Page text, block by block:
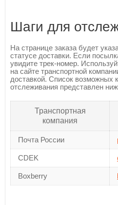
Шаги для
На странице заказа будет
статусе доставки. Если
увидите трек-номер.
на сайте транспортной
доставкой. Список возможных
отслеживания представлен
Транспортная
компания
Почта России
CDEK
Boxberry